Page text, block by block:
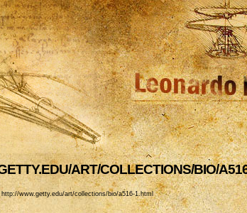
ART/COLLECTIONS/BIO/
http://www.getty.edu/art/collections/bio/a516-1.html